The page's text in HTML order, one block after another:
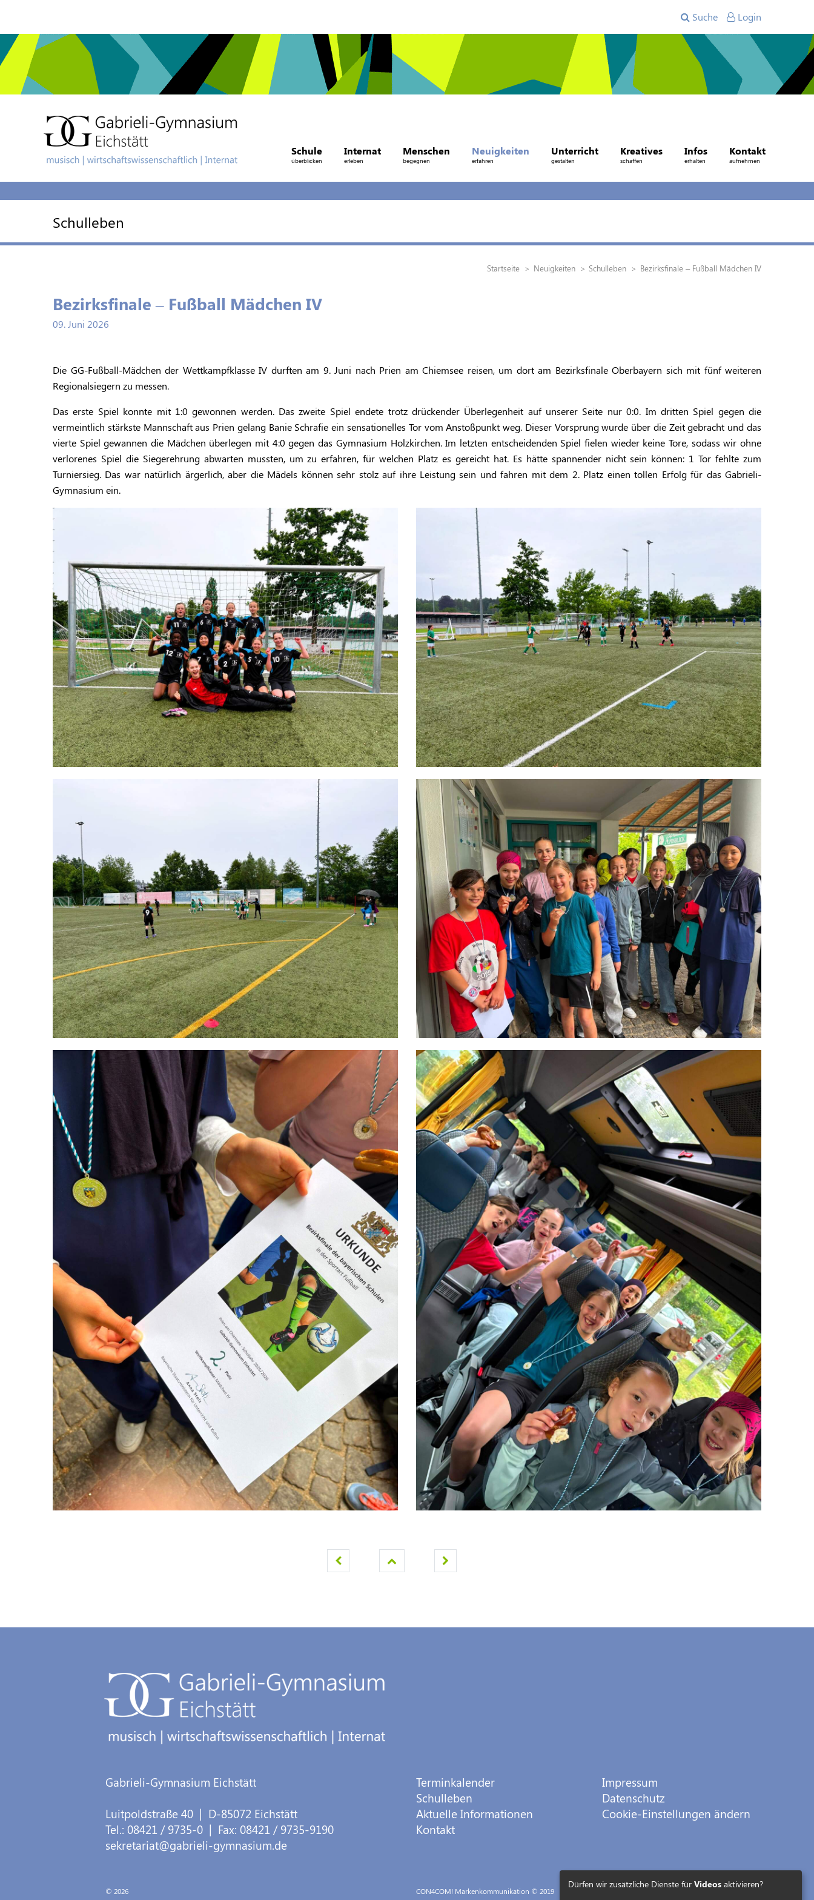
Suche Login
Schule
überblicken
Internat
erleben
Menschen
begegnen
Neuigkeiten
erfahren
Unterricht
gestalten
Kreatives
schaffen
Infos
erhalten
Kontakt
aufnehmen
Schulleben
Startseite Neuigkeiten Schulleben Bezirksfinale – Fußball Mädchen IV
Bezirksfinale – Fußball Mädchen IV
09. Juni 2026
Die GG-Fußball-Mädchen der Wettkampfklasse IV durften am 9. Juni nach Prien am Chiemsee reisen, um dort am Bezirksfinale Oberbayern sich mit fünf weiteren
Regionalsiegern zu messen.
Das erste Spiel konnte mit 1:0 gewonnen werden. Das zweite Spiel endete trotz drückender Überlegenheit auf unserer Seite nur 0:0. Im dritten Spiel gegen die
vermeintlich stärkste Mannschaft aus Prien gelang Banie Schrafie ein sensationelles Tor vom Anstoßpunkt weg. Dieser Vorsprung wurde über die Zeit gebracht und das
vierte Spiel gewannen die Mädchen überlegen mit 4:0 gegen das Gymnasium Holzkirchen. Im letzten entscheidenden Spiel fielen wieder keine Tore, sodass wir ohne
verlorenes Spiel die Siegerehrung abwarten mussten, um zu erfahren, für welchen Platz es gereicht hat. Es hätte spannender nicht sein können: 1 Tor fehlte zum
Turniersieg. Das war natürlich ärgerlich, aber die Mädels können sehr stolz auf ihre Leistung sein und fahren mit dem 2. Platz einen tollen Erfolg für das Gabrieli-
Gymnasium ein.
Gabrieli-Gymnasium Eichstätt
Luitpoldstraße 40 | D-85072 Eichstätt
Tel.:08421 / 9735-0 | Fax:08421 / 9735-9190
sekretariat@gabrieli-gymnasium.de
© 2026
Terminkalender
Schulleben
Aktuelle Informationen
Kontakt
CON4COM! Markenkommunikation © 2019
Impressum
Datenschutz
Cookie-Einstellungen ändern
Dürfen wir zusätzliche Dienste für Videos aktivieren?